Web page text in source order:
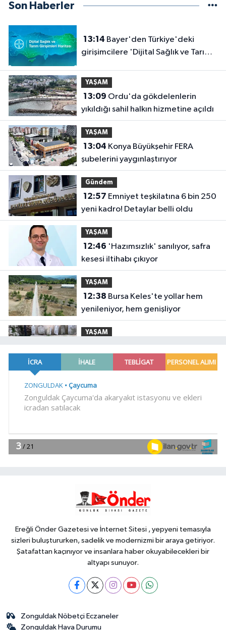
Son Haberler
13:14
girişimcilere 'Dijital Sağlık ve Tarım
YAŞAM
13:09
yıkıldığı sahil halkın hizmetine açıldı
YAŞAM
13:04
şubelerini yaygınlaştırıyor
Gündem
12:57
yeni kadro! Detaylar belli oldu
YAŞAM
12:46
kesesi iltihabı çıkıyor
YAŞAM
12:38
yenileniyor, hem genişliyor
YAŞAM
taşlarına saldırı sonrası restorasyon
12:26Denizli Büyükşehir'den
12:14Başkan Genç, 'Sevdam
Karadeniz' ekibini ağırladı! Film
Ereğli Önder Gazetesi ve İnternet Sitesi , yepyeni temasıyla
sizleri buluştururken, sadelik ve modernizmi bir araya getiriyor.
Şatafattan kaçınıyor ve insanlara haber okuyabilecekleri bir
altyapı sunuyor.
Zonguldak Nöbetçi Eczaneler
Zonguldak Hava Durumu